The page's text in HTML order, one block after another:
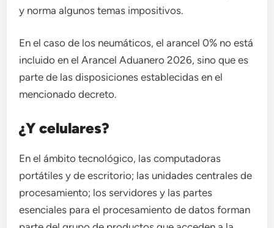
y norma algunos temas impositivos.
En el caso de los neumáticos, el arancel 0% no está
incluido en el Arancel Aduanero 2026, sino que es
parte de las disposiciones establecidas en el
mencionado decreto.
¿Y celulares?
En el ámbito tecnológico, las computadoras
portátiles y de escritorio; las unidades centrales de
procesamiento; los servidores y las partes
esenciales para el procesamiento de datos forman